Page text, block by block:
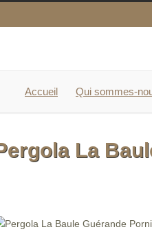
Accueil Qui sommes-
La